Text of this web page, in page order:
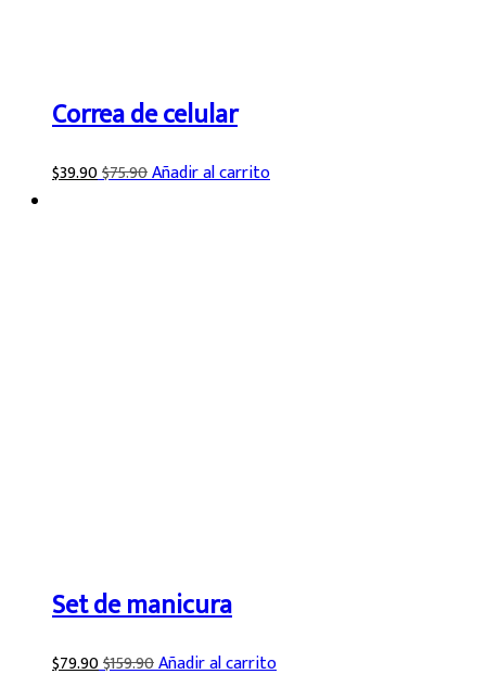
Correa de celular
$39.90$75.90Añadir al carrito
Set de manicura
$79.90$159.90Añadir al carrito